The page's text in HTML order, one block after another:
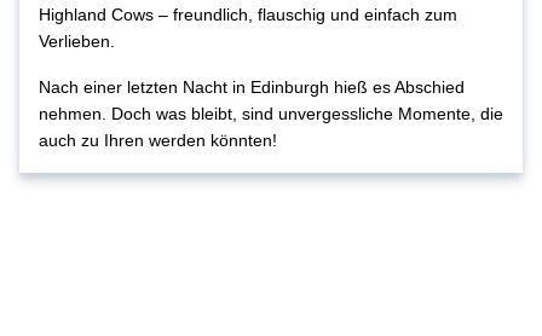
Highland Cows – freundlich, flauschig und einfach zum
Verlieben.
Nach einer letzten Nacht in Edinburgh hieß es Abschied
nehmen. Doch was bleibt, sind unvergessliche Momente, die
auch zu Ihren werden könnten!